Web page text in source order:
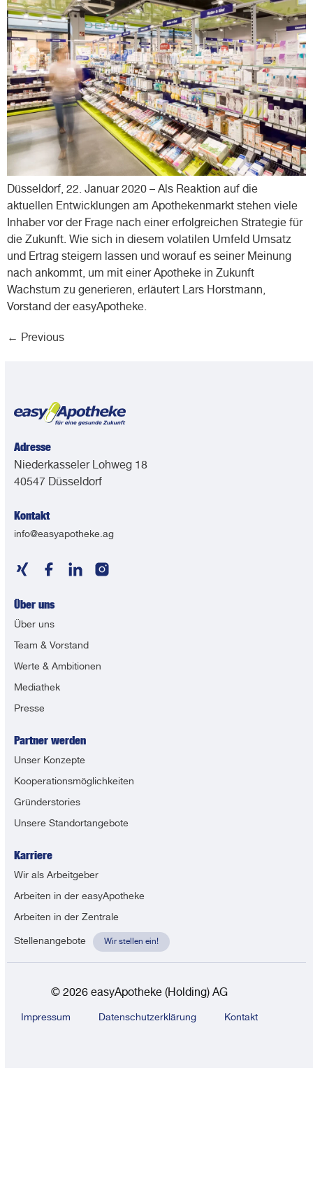
Düsseldorf, 22. Januar 2020 – Als Reaktion auf die
aktuellen Entwicklungen am Apothekenmarkt stehen viele
Inhaber vor der Frage nach einer erfolgreichen Strategie für
die Zukunft. Wie sich in diesem volatilen Umfeld Umsatz
und Ertrag steigern lassen und worauf es seiner Meinung
nach ankommt, um mit einer Apotheke in Zukunft
Wachstum zu generieren, erläutert Lars Horstmann,
Vorstand der easyApotheke.
← Previous
Adresse
Niederkasseler Lohweg 18
40547 Düsseldorf
Kontakt
info@easyapotheke.ag
Über uns
Über uns
Team & Vorstand
Werte & Ambitionen
Mediathek
Presse
Partner werden
Unser Konzepte
Kooperationsmöglichkeiten
Gründerstories
Unsere Standortangebote
Karriere
Wir als Arbeitgeber
Arbeiten in der easyApotheke
Arbeiten in der Zentrale
Stellenangebote Wir stellen ein!
© 2026 easyApotheke (Holding) AG
Impressum Datenschutzerklärung Kontakt